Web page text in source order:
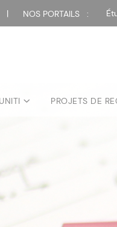
NOS PORTAILS :
UNITI PROJETS DE